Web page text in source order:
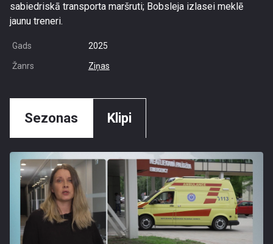
sabiedriskā transporta maršruti; Bobsleja izlasei meklē
jaunu treneri.
Gads 2025
Žanrs Ziņas
Sezonas Klipi